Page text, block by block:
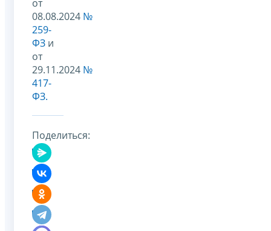
от
08.08.2024 №
259-
ФЗ и
от
29.11.2024 №
417-
ФЗ.
Поделиться: